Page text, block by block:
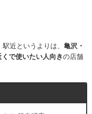
近というよりは、 亀沢・
で使いたい人向きの店舗